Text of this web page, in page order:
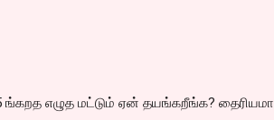
ங்கறத எழுத மட்டும் ஏன் தயங்கறீங்க? தைரியமா